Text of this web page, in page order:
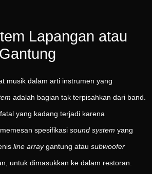
Lapangan atau
musik dalam arti instrumen yang
adalah bagian tak terpisahkan dari band.
yang kadang terjadi karena
spesifikasi sound system yang
line arraygantung atau subwoofer
untuk dimasukkan ke dalam restoran.